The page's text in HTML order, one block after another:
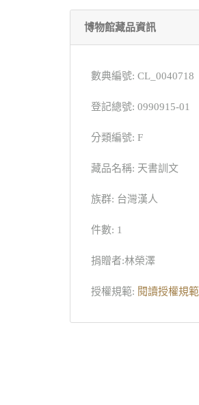
博物館藏品資訊
數典編號: CL_0040718
登記總號: 0990915-01
分類編號: F
藏品名稱: 天書訓文
族群: 台灣漢人
件數: 1
捐贈者:林榮澤
授權規範: 閱讀授權規範